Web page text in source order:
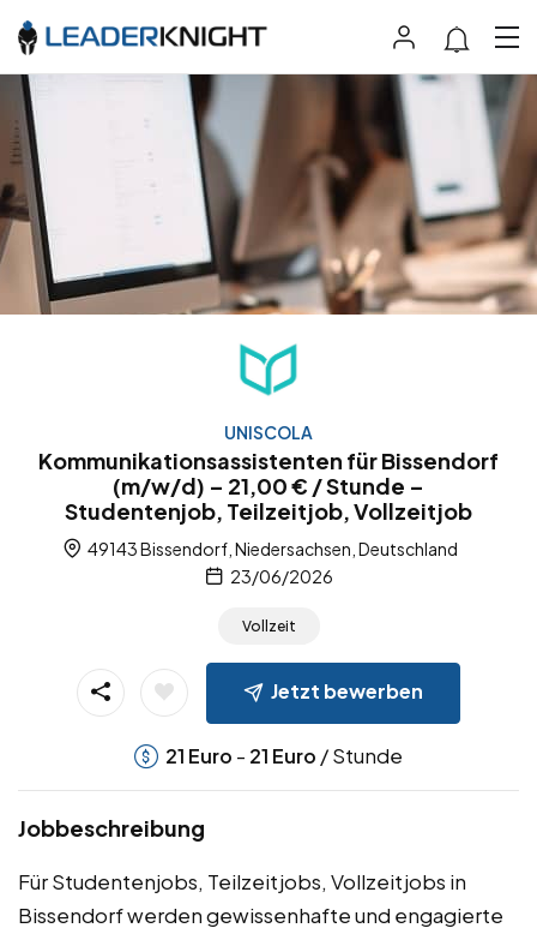
UNISCOLA
Kommunikationsassistenten für Bissendorf
(m/w/d) – 21,00 € / Stunde –
Studentenjob, Teilzeitjob, Vollzeitjob
49143 Bissendorf, Niedersachsen, Deutschland
23/06/2026
Vollzeit
Jetzt bewerben
21 Euro - 21 Euro / Stunde
Jobbeschreibung
Für Studentenjobs, Teilzeitjobs, Vollzeitjobs in
Bissendorf werden gewissenhafte und engagierte